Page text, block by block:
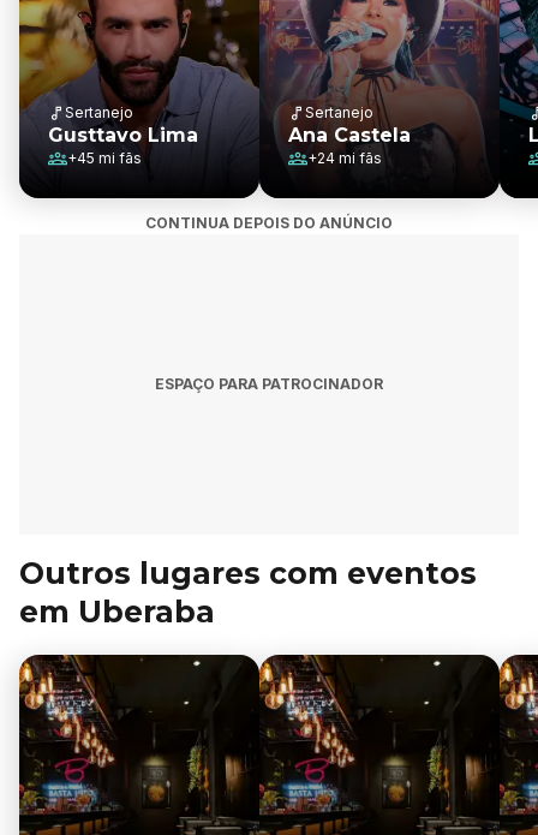
Sertanejo
Gusttavo Lima
+45 mi fãs
Sertanejo
Ana Castela
+24 mi fãs
CONTINUA DEPOIS DO ANÚNCIO
ESPAÇO PARA PATROCINADOR
Outros lugares com eventos
em Uberaba